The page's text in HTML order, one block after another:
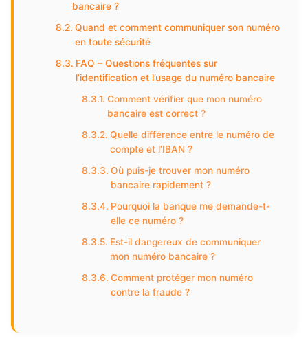
bancaire ?
Quand et comment communiquer son numéro
en toute sécurité
FAQ – Questions fréquentes sur
l’identification et l’usage du numéro bancaire
Comment vérifier que mon numéro
bancaire est correct ?
Quelle différence entre le numéro de
compte et l’IBAN ?
Où puis-je trouver mon numéro
bancaire rapidement ?
Pourquoi la banque me demande-t-
elle ce numéro ?
Est-il dangereux de communiquer
mon numéro bancaire ?
Comment protéger mon numéro
contre la fraude ?